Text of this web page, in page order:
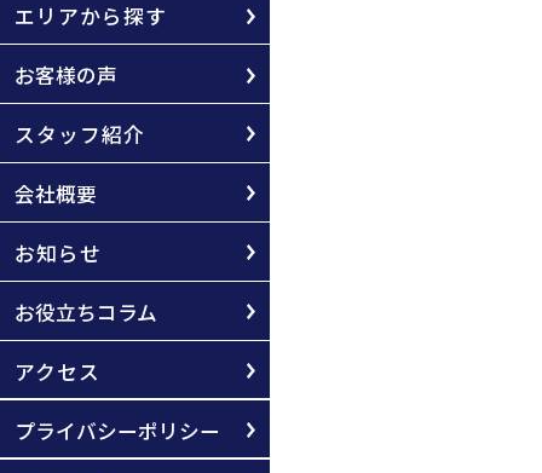
エリアから探す
お客様の声
スタッフ紹介
会社概要
お知らせ
お役立ちコラム
アクセス
プライバシーポリシー